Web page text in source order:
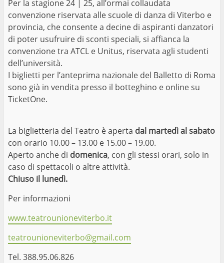
Per la stagione 24 | 25, all’ormai collaudata
convenzione riservata alle scuole di danza di Viterbo e
provincia, che consente a decine di aspiranti danzatori
di poter usufruire di sconti speciali, si affianca la
convenzione tra ATCL e Unitus, riservata agli studenti
dell’università.
I biglietti per l’anteprima nazionale del Balletto di Roma
sono già in vendita presso il botteghino e online su
TicketOne.
La biglietteria del Teatro è aperta dal martedì al sabato
con orario 10.00 – 13.00 e 15.00 – 19.00.
Aperto anche di domenica, con gli stessi orari, solo in
caso di spettacoli o altre attività.
Chiuso il lunedì.
Per informazioni
www.teatrounioneviterbo.it
teatrounioneviterbo@gmail.com
Tel. 388.95.06.826